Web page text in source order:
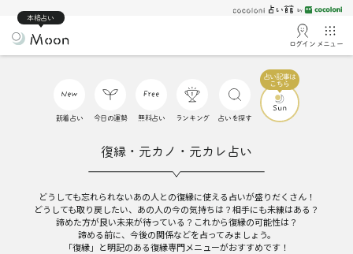
本格占い
ログイン メニュー
新着占い 今日の運勢 無料占い ランキング 占いを探す
復縁・元カノ・元カレ占い
どうしても忘れられないあの人との復縁に使える占いが盛りだくさん！
どうしても取り戻したい、あの人の今の気持ちは？相手にも未練はある？
諦めた方が良い未来が待っている？これから復縁の可能性は？
諦める前に、今後の関係などを占ってみましょう。
「復縁」と明記のある復縁専門メニューがおすすめです！